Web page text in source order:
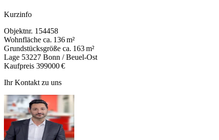
Kurzinfo
Objektnr. 154458
Wohnfläche ca. 136 m²
Grundstücksgröße ca. 163 m²
Lage 53227 Bonn / Beuel-Ost
Kaufpreis 399000 €
Ihr Kontakt zu uns